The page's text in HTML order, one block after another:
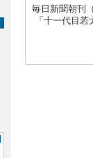
毎日新聞朝刊
「十一代目若